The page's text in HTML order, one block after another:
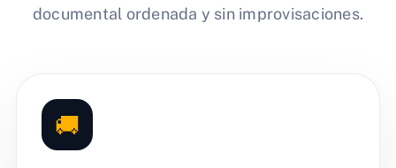
documental ordenada y sin improvisaciones.
🚚